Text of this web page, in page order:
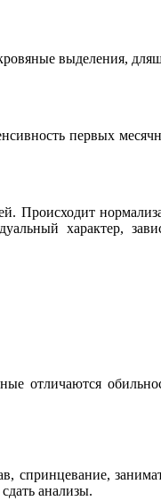
выделения,
первых
Происходит
характер,
отличаются
анализы.